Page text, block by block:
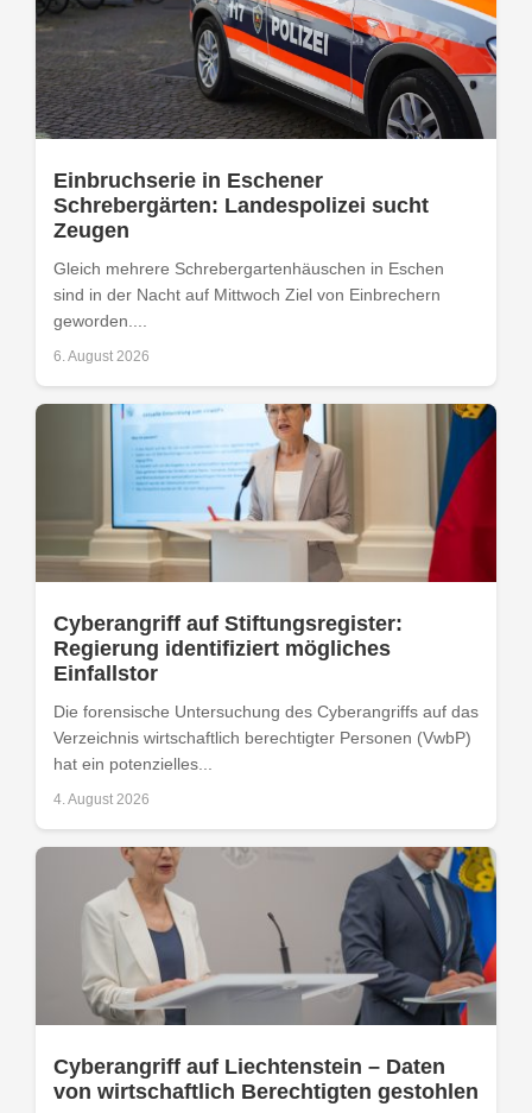
Einbruchserie in Eschener
Schrebergärten: Landespolizei sucht
Zeugen
Gleich mehrere Schrebergartenhäuschen in Eschen
sind in der Nacht auf Mittwoch Ziel von Einbrechern
geworden....
6. August 2026
Cyberangriff auf Stiftungsregister:
Regierung identifiziert mögliches
Einfallstor
Die forensische Untersuchung des Cyberangriffs auf das
Verzeichnis wirtschaftlich berechtigter Personen (VwbP)
hat ein potenzielles...
4. August 2026
Cyberangriff auf Liechtenstein – Daten
von wirtschaftlich Berechtigten gestohlen